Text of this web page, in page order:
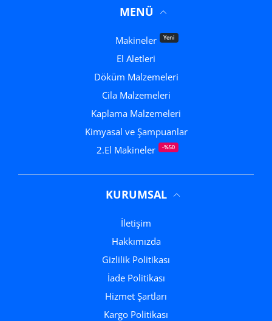
MENÜ
Makineler Yeni
El Aletleri
Döküm Malzemeleri
Cila Malzemeleri
Kaplama Malzemeleri
Kimyasal ve Şampuanlar
2.El Makineler
-%50
KURUMSAL
İletişim
Hakkımızda
Gizlilik Politikası
İade Politikası
Hizmet Şartları
Kargo Politikası